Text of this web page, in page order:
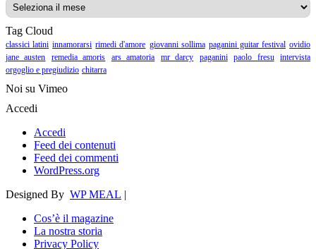
Tag Cloud
classici latini innamorarsi rimedi d'amore giovanni sollima paganini guitar festival ovidio
jane austen
remedia amoris ars amatoria mr darcy paganini paolo fresu
intervista
orgoglio e pregiudizio chitarra
Noi su Vimeo
Accedi
Accedi
Feed dei contenuti
Feed dei commenti
WordPress.org
Designed By WP MEAL |
Cos’è il magazine
La nostra storia
Privacy Policy